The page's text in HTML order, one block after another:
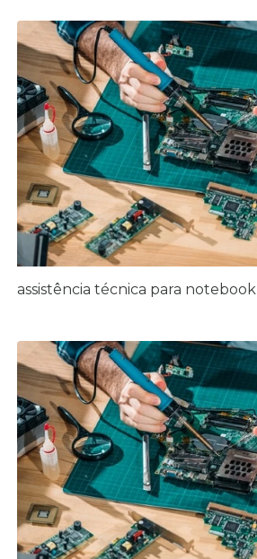
assistência técnica para notebook